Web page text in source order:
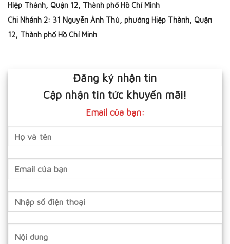
Hiệp Thành, Quận 12, Thành phố Hồ Chí Minh
Chi Nhánh 2: 31 Nguyễn Ảnh Thủ, phường Hiệp Thành, Quận
12, Thành phố Hồ Chí Minh
Đăng ký nhận tin
Cập nhận tin tức khuyến mãi!
Email của bạn: